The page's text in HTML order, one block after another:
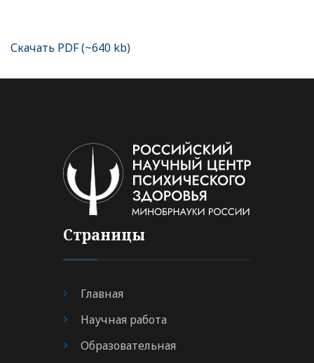
Скачать PDF (~640 kb)
Страницы
Главная
Научная работа
Образовательная